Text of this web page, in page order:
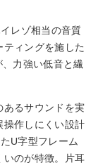
レゾ相当の音質
ィングを施した
力強い低音と繊
あるサウンドを実
操作しにくい設計
U字型フレーム
いのが特徴。片耳